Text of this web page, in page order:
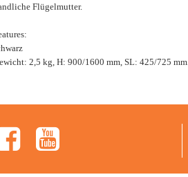
Flügelmutter.
2,5 kg, H: 900/1600 mm, SL: 425/725 mm.